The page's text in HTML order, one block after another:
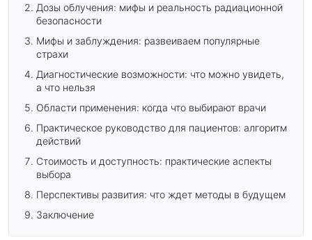
Дозы облучения: мифы и реальность радиационной
безопасности
Мифы и заблуждения: развеиваем популярные
страхи
Диагностические возможности: что можно увидеть,
а что нельзя
Области применения: когда что выбирают врачи
Практическое руководство для пациентов: алгоритм
действий
Стоимость и доступность: практические аспекты
выбора
Перспективы развития: что ждет методы в будущем
Заключение